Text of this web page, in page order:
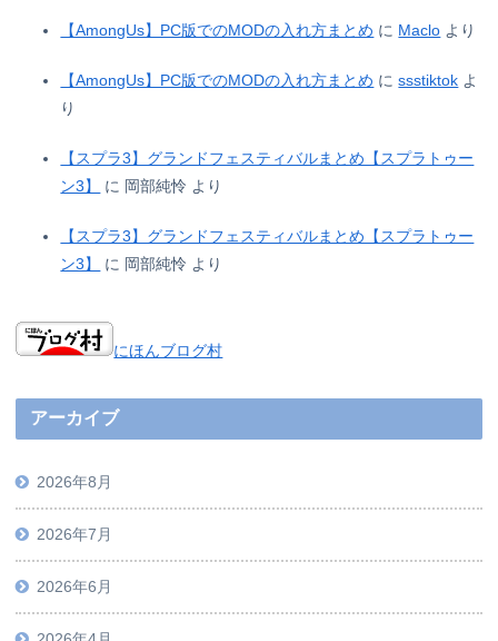
【AmongUs】PC版でのMODの入れ方まとめ に Maclo より
【AmongUs】PC版でのMODの入れ方まとめ にssstiktok よ
り
【スプラ3】グランドフェスティバルまとめ【スプラトゥー
ン3】
に 岡部純怜 より
【スプラ3】グランドフェスティバルまとめ【スプラトゥー
ン3】
に 岡部純怜 より
にほんブログ村
アーカイブ
2026年8月
2026年7月
2026年6月